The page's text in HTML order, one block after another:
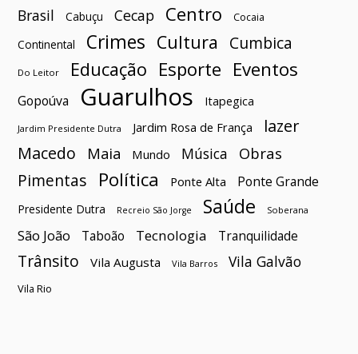
Brasil Cabuçu Cecap Centro Cocaia
Continental Crimes Cultura Cumbica
Do Leitor Educação Esporte Eventos
Gopoúva Guarulhos Itapegica
Jardim Presidente Dutra Jardim Rosa de França
lazer
Macedo
Maia Mundo Música Obras
Pimentas Política Ponte Alta Ponte Grande
Presidente Dutra Recreio São Jorge Saúde Soberana
São João Taboão Tecnologia Tranquilidade
Trânsito Vila Augusta Vila Barros Vila Galvão
Vila Rio